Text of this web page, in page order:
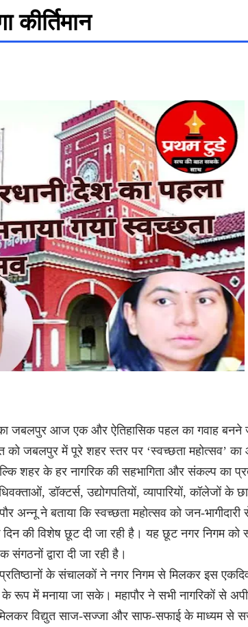
कीर्तिमान
जबलपुर आज एक और ऐतिहासिक पहल का गवाह बनने
जबलपुर में पूरे शहर स्तर पर ‘स्वच्छता महोत्सव’ का
शहर के हर नागरिक की सहभागिता और संकल्प का
डॉक्टर्स, उद्योगपतियों, व्यापारियों, कॉलेजों के
अन्नू ने बताया कि स्वच्छता महोत्सव को जन-
दिन की विशेष छूट दी जा रही है। यह छूट नगर निगम को
संगठनों द्वारा दी जा रही है।
के संचालकों ने नगर निगम से मिलकर इस
रूप में मनाया जा सके। महापौर ने सभी नागरिकों से
विद्युत साज-सज्जा और साफ-सफाई के माध्यम से